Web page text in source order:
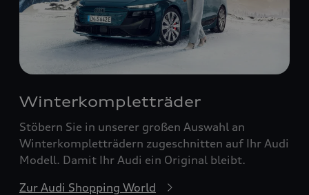
Winterkompletträder
Stöbern Sie in unserer großen Auswahl an
Winterkompletträdern zugeschnitten auf Ihr Audi
Modell. Damit Ihr Audi ein Original bleibt.
Zur Audi Shopping World